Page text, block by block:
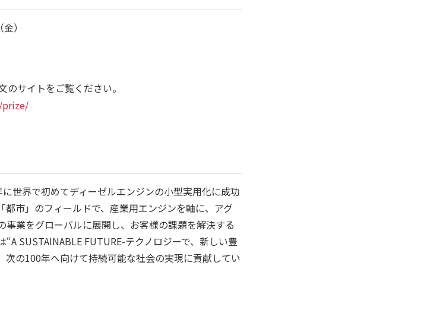
）
サイトをご覧ください。
prize/
世界で初めてディーゼルエンジンの小型実用化に成功
都市」のフィールドで、産業用エンジンを軸に、アグ
事業をグローバルに展開し、お客様の課題を解決する
SUSTAINABLE FUTURE-テクノロジーで、新しい豊
の100年へ向けて持続可能な社会の実現に貢献してい